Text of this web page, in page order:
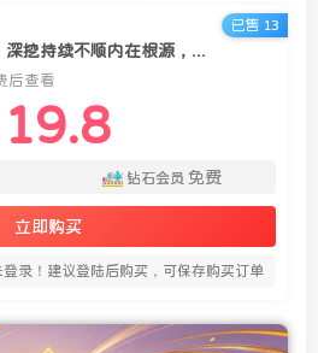
人生低谷转运调整心法：深挖持续不顺内在根源，理顺自身核心要素下半年扭转运势
后查看
19.8
钻石会员 免费
立即购买
登录！建议登陆后购买，可保存购买订单
已售 13